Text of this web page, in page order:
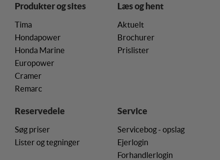
Produkter og sites
Tima
Hondapower
Honda Marine
Europower
Cramer
Remarc
Læs og hent
Aktuelt
Brochurer
Prislister
Reservedele
Søg priser
Lister og tegninger
Service
Servicebog - opslag
Ejerlogin
Forhandlerlogin